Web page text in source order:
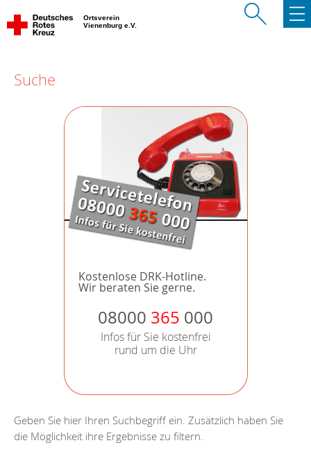
Ortsverein
Vienenburg e.V.
Suche
Kostenlose DRK-Hotline.
Wir beraten Sie gerne.
08000 365 000
Infos für Sie kostenfrei
rund um die Uhr
Geben Sie hier Ihren Suchbegriff ein. Zusätzlich haben Sie
die Möglichkeit ihre Ergebnisse zu filtern.